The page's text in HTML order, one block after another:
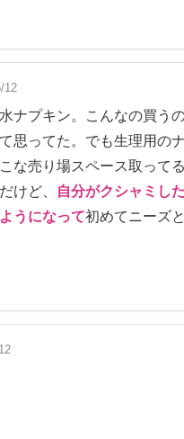
12
ナプキン。こんなの買う
思ってた。でも生理用の
な売り場スペース取って
けど、
自分がクシャミし
うになって初めてニーズ